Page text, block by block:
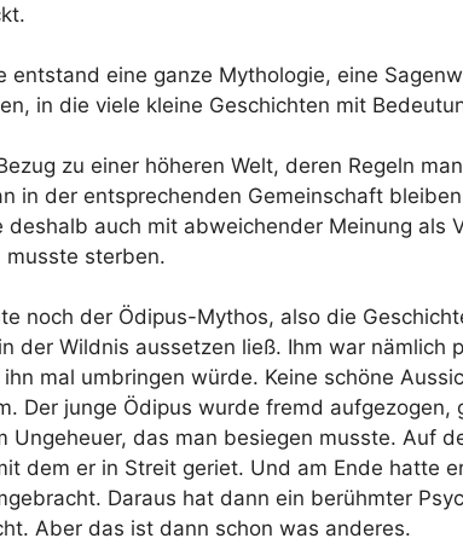
entstand eine ganze Mythologie, eine
in die viele kleine Geschichten mit
zu einer höheren Welt, deren Regeln
in der entsprechenden Gemeinschaft
deshalb auch mit abweichender Meinung als
musste sterben.
noch der Ödipus-Mythos, also die
der Wildnis aussetzen ließ. Ihm war nämlich
mal umbringen würde. Keine schöne
Der junge Ödipus wurde fremd aufgezogen,
Ungeheuer, das man besiegen musste. Auf
dem er in Streit geriet. Und am Ende hatte
Daraus hat dann ein berühmter
Aber das ist dann schon was anderes.